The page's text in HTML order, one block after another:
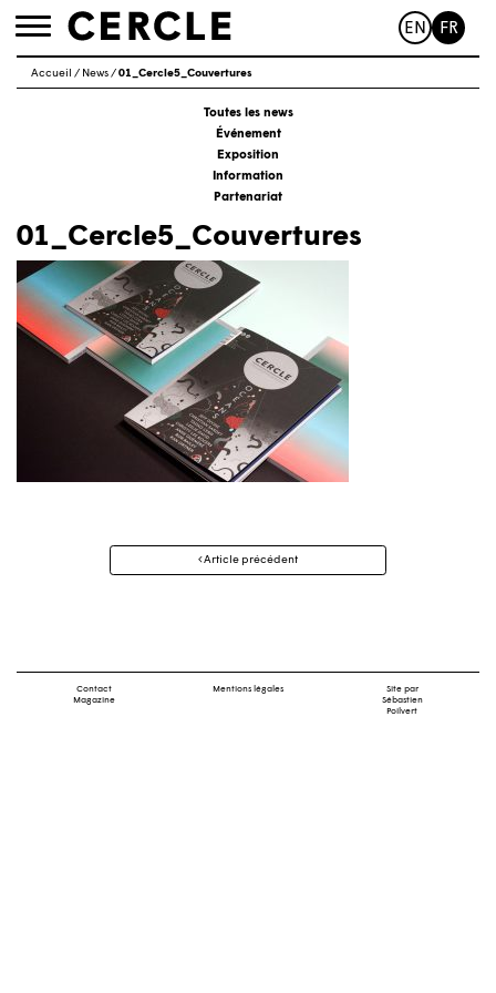
Toggle
EN FR
Accueil / News/01_Cercle5_Couvertures
Toutes les news
Événement
Exposition
Information
Partenariat
01_Cercle5_Couvertures
Navigation
Article précédent
Contact
Magazine
Mentions légales
Site par
Sébastien
Poilvert